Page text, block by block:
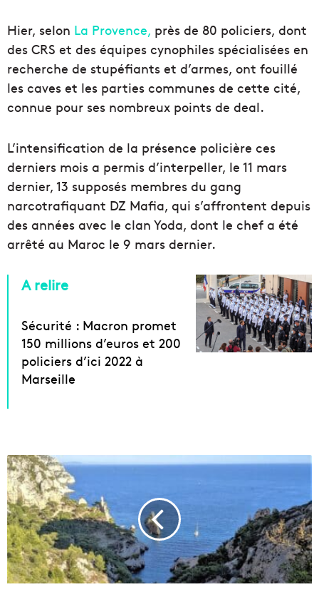
Hier, selon La Provence, près de 80 policiers, dont
des CRS et des équipes cynophiles spécialisées en
recherche de stupéfiants et d’armes, ont fouillé
les caves et les parties communes de cette cité,
connue pour ses nombreux points de deal.
L’intensification de la présence policière ces
derniers mois a permis d’interpeller, le 11 mars
dernier, 13 supposés membres du gang
narcotrafiquant DZ Mafia, qui s’affrontent depuis
des années avec le clan Yoda, dont le chef a été
arrêté au Maroc le 9 mars dernier.
A relire
Sécurité : Macron promet
150 millions d’euros et 200
policiers d’ici 2022 à
Marseille
L
a
M
é
t
r
o
p
o